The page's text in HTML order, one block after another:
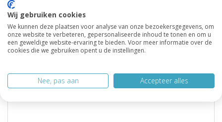
Reacties
Wees de eerste om te reageren...
Laat een reactie achter
Wij gebruiken cookies
We kunnen deze plaatsen voor analyse van onze bezoekersgegevens, om
onze website te verbeteren, gepersonaliseerde inhoud te tonen en om u
een geweldige website-ervaring te bieden. Voor meer informatie over de
cookies die we gebruiken opent u de instellingen.
Nee, pas aan Accepteer alles